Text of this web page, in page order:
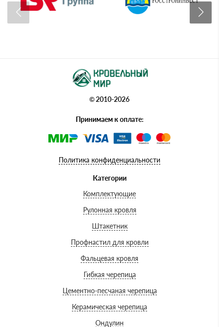
© 2010-2026
Принимаем к оплате:
Политика конфиденциальности
Категории
Комплектующие
Рулонная кровля
Штакетник
Профнастил для кровли
Фальцевая кровля
Гибкая черепица
Цементно-песчаная черепица
Керамическая черепица
Ондулин